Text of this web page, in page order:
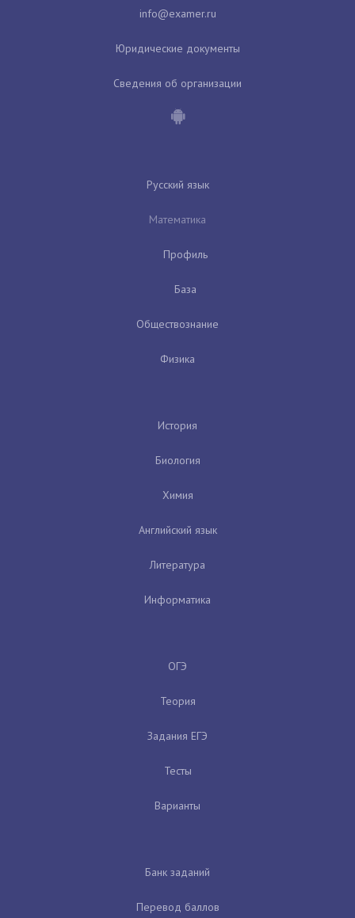
Юридические документы
Сведения об организации
Русский язык
Математика
Профиль
База
Обществознание
Физика
История
Биология
Химия
Английский язык
Литература
Информатика
ОГЭ
Теория
Задания ЕГЭ
Тесты
Варианты
Банк заданий
Перевод баллов